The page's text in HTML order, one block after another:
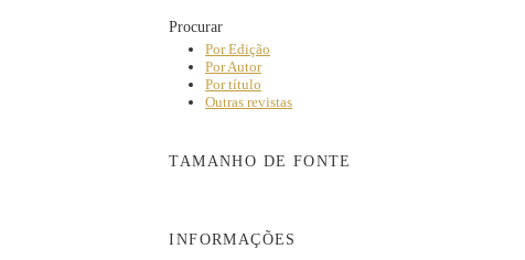
Procurar
Por Edição
Por Autor
Por título
Outras revistas
TAMANHO DE FONTE
INFORMAÇÕES